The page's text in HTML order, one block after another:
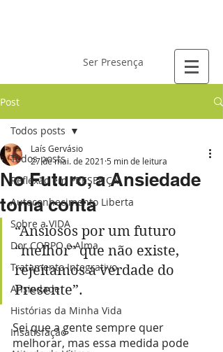
Ser Presença
Post
Todos posts
Reflexão em PRESENÇA
Autoconhecimento Liberta
Sobre a VIDA
Dor CORPO e Alma
Tratamento Integrativo
Ansiedade
Histórias da Minha Vida
Insatisfação
Todos posts
No Futuro, a Ansiedade
toma conta
Laís Gervásio
27 de mai. de 2021 5 min de leitura
“Ansiosos por um futuro
“melhor” que não existe,
rejeitamos a verdade do
Presente”.
Sei que a gente sempre quer
melhorar, mas essa medida pode